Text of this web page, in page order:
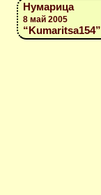
Нумарица
8 май 2005
“Kumaritsa154”